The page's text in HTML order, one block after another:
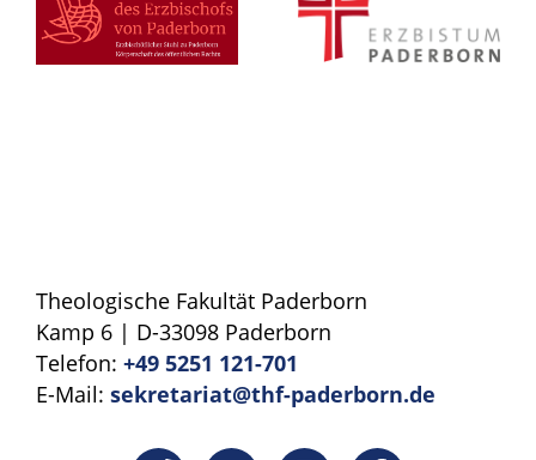
Theologische Fakultät Paderborn
Kamp 6 | D-33098 Paderborn
Telefon: +49 5251 121-701
E-Mail: sekretariat@thf-paderborn.de